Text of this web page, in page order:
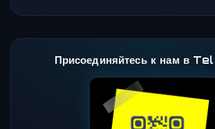
Присоединяйтесь к нам в